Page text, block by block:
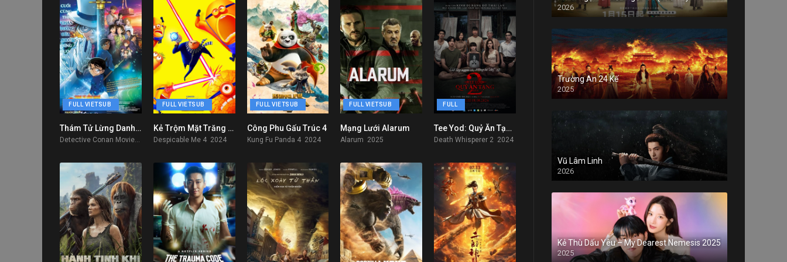
FULL VIETSUB
6.3Thám Tử Lừng Danh Conan: Ngôi Sao 5 Cánh 1 Triệu Đô
FULL VIETSUB
8Kẻ Trộm Mặt Trăng Phần 4 (2025)
Despicable Me 4 2024
FULL VIETSUB
5.6
Công Phu Gấu Trúc 4
Kung Fu Panda 4 2024
FULL VIETSUB
6.7
Mạng Lưới Alarum
Alarum 2025
FULL
7.1
Tee Yod: Quỷ Ăn Tạng Phần 2
Death Whisperer 2 2024
2026
Trường An 24 Kế
2025
Vũ Lâm Linh
2026
Kẻ Thù Dấu Yêu – My Dearest Nemesis 2025
2025